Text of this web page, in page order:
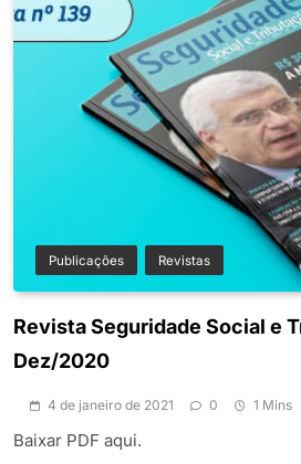
Publicações Revistas
Revista Seguridade Social e
Dez/2020
4 de janeiro de 2021 0 1 Mins
Baixar PDF aqui.